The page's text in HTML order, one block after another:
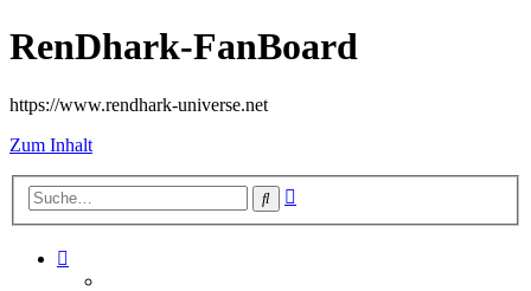
RenDhark-FanBoard
https://www.rendhark-universe.net
Zum Inhalt
Suche